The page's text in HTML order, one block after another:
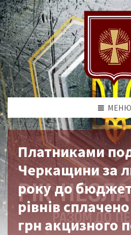
МЕНЮ
Платниками
Черкащини за
року до
рівнів
грн акцизного